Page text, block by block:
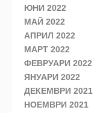
ЮНИ 2022
МАЙ 2022
АПРИЛ 2022
МАРТ 2022
ФЕВРУАРИ 2022
ЯНУАРИ 2022
ДЕКЕМВРИ 2021
НОЕМВРИ 2021